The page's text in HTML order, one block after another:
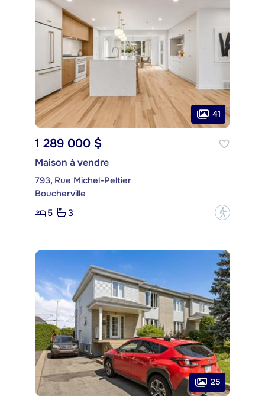
41
1 289 000 $
Maison à vendre
793, Rue Michel-Peltier
Boucherville
5
3 ?
25